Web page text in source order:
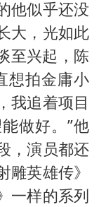
他似乎还没
大，光如此
至兴起，陈
想拍金庸小
我追着项目
做好。”他
，演员都还
英雄传》
一样的系列